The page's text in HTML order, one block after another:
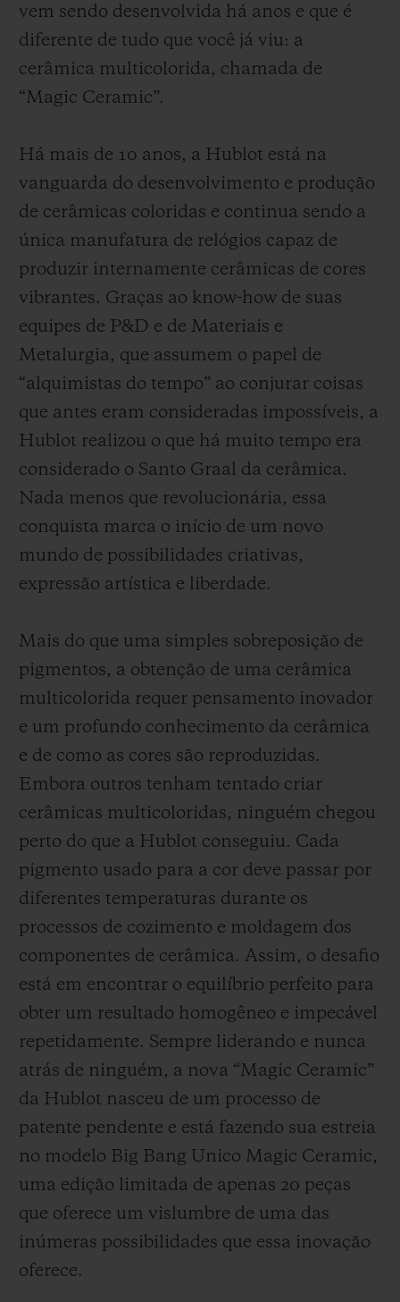
vem sendo desenvolvida há anos e que é
diferente de tudo que você já viu: a
cerâmica multicolorida, chamada de
“Magic Ceramic”.
Há mais de 10 anos, a Hublot está na
vanguarda do desenvolvimento e produção
de cerâmicas coloridas e continua sendo a
única manufatura de relógios capaz de
produzir internamente cerâmicas de cores
vibrantes. Graças ao know-how de suas
equipes de P&D e de Materiais e
Metalurgia, que assumem o papel de
“alquimistas do tempo” ao conjurar coisas
que antes eram consideradas impossíveis, a
Hublot realizou o que há muito tempo era
considerado o Santo Graal da cerâmica.
Nada menos que revolucionária, essa
conquista marca o início de um novo
mundo de possibilidades criativas,
expressão artística e liberdade.
Mais do que uma simples sobreposição de
pigmentos, a obtenção de uma cerâmica
multicolorida requer pensamento inovador
e um profundo conhecimento da cerâmica
e de como as cores são reproduzidas.
Embora outros tenham tentado criar
cerâmicas multicoloridas, ninguém chegou
perto do que a Hublot conseguiu. Cada
pigmento usado para a cor deve passar por
diferentes temperaturas durante os
processos de cozimento e moldagem dos
componentes de cerâmica. Assim, o desafio
está em encontrar o equilíbrio perfeito para
obter um resultado homogêneo e impecável
repetidamente. Sempre liderando e nunca
atrás de ninguém, a nova “Magic Ceramic”
da Hublot nasceu de um processo de
patente pendente e está fazendo sua estreia
no modelo Big Bang Unico Magic Ceramic,
uma edição limitada de apenas 20 peças
que oferece um vislumbre de uma das
inúmeras possibilidades que essa inovação
oferece.
ENCONTRAR UMA